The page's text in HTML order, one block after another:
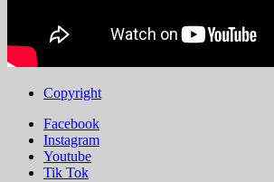
Copyright
Facebook
Instagram
Youtube
Tik Tok